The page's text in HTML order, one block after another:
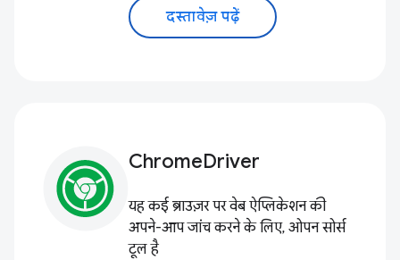
दस्तावेज़ पढ़ें
ChromeDriver
यह कई ब्राउज़र पर वेब ऐप्लिकेशन की
अपने-आप जांच करने के लिए, ओपन सोर्स
टूल है